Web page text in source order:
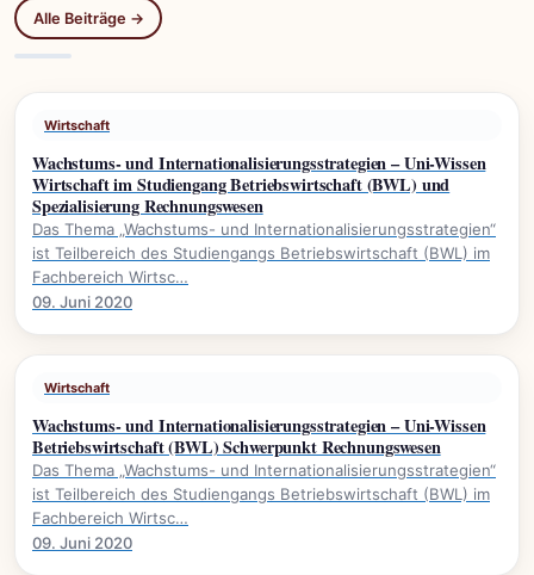
Alle Beiträge →
Wirtschaft
Wachstums- und Internationalisierungsstrategien – Uni-Wissen
Wirtschaft im Studiengang Betriebswirtschaft (BWL) und
Spezialisierung Rechnungswesen
Das Thema „Wachstums- und Internationalisierungsstrategien“
ist Teilbereich des Studiengangs Betriebswirtschaft (BWL) im
Fachbereich Wirtsc…
09. Juni 2020
Wirtschaft
Wachstums- und Internationalisierungsstrategien – Uni-Wissen
Betriebswirtschaft (BWL) Schwerpunkt Rechnungswesen
Das Thema „Wachstums- und Internationalisierungsstrategien“
ist Teilbereich des Studiengangs Betriebswirtschaft (BWL) im
Fachbereich Wirtsc…
09. Juni 2020